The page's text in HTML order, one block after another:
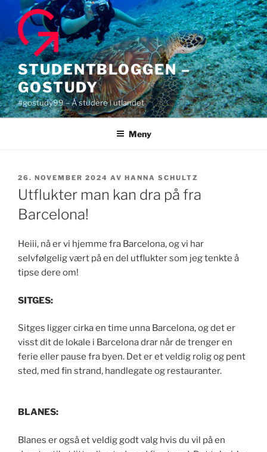
innhold
STUDENTBLOGGEN –
GOSTUDY
#gostudy99 – Å studere i utlandet
Meny
PUBLISERT
26. NOVEMBER 2024 AV HANNA SCHULTZ
Utflukter man kan dra på fra
Barcelona!
Heiii, nå er vi hjemme fra Barcelona, og vi har
selvfølgelig vært på en del utflukter som jeg tenkte å
tipse dere om!
SITGES:
Sitges ligger cirka en time unna Barcelona, og det er
visst dit de lokale i Barcelona drar når de trenger en
ferie eller pause fra byen. Det er et veldig rolig og pent
sted, med fin strand, handlegate og restauranter.
BLANES:
Blanes er også et veldig godt valg hvis du vil på en